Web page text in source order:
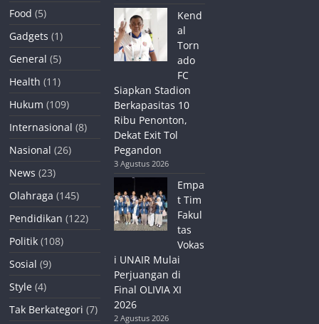
Food (5)
Gadgets (1)
General (5)
Health (11)
Hukum (109)
Internasional (8)
Nasional (26)
News (23)
Olahraga (145)
Pendidikan (122)
Politik (108)
Sosial (9)
Style (4)
Tak Berkategori (7)
Kend
al
Torn
ado
FC
Siapkan Stadion
Berkapasitas 10
Ribu Penonton,
Dekat Exit Tol
Pegandon
3 Agustus 2026
Empa
t Tim
Fakul
tas
Vokas
i UNAIR Mulai
Perjuangan di
Final OLIVIA XI
2026
2 Agustus 2026